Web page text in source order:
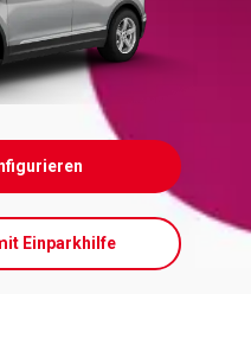
Einparkhilfe